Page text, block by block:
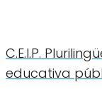
C.E.I.P.
educativa